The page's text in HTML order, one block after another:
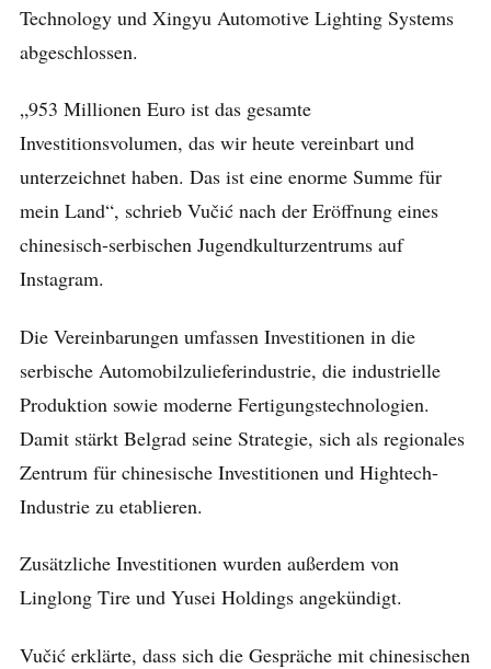
Technology und Xingyu Automotive Lighting Systems
abgeschlossen.
„953 Millionen Euro ist das gesamte
Investitionsvolumen, das wir heute vereinbart und
unterzeichnet haben. Das ist eine enorme Summe für
mein Land“, schrieb Vučić nach der Eröffnung eines
chinesisch-serbischen Jugendkulturzentrums auf
Instagram.
Die Vereinbarungen umfassen Investitionen in die
serbische Automobilzulieferindustrie, die industrielle
Produktion sowie moderne Fertigungstechnologien.
Damit stärkt Belgrad seine Strategie, sich als regionales
Zentrum für chinesische Investitionen und Hightech-
Industrie zu etablieren.
Zusätzliche Investitionen wurden außerdem von
Linglong Tire und Yusei Holdings angekündigt.
Vučić erklärte, dass sich die Gespräche mit chinesischen